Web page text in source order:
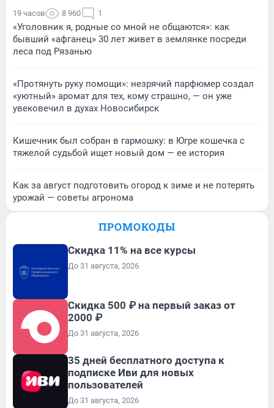
19 часов 8 960 1
«Уголовник я, родные со мной не общаются»: как
бывший «афганец» 30 лет живет в землянке посреди
леса под Рязанью
«Протянуть руку помощи»: незрячий парфюмер создал
«уютный» аромат для тех, кому страшно, — он уже
увековечил в духах Новосибирск
Кишечник был собран в гармошку: в Югре кошечка с
тяжелой судьбой ищет новый дом — ее история
Как за август подготовить огород к зиме и не потерять
урожай — советы агронома
ПРОМОКОДЫ
Скидка 11% на все курсы
До 31 августа, 2026
Скидка 500 ₽ на первый заказ от
2000 ₽
До 31 августа, 2026
35 дней бесплатного доступа к
подписке Иви для новых
пользователей
До 31 августа, 2026